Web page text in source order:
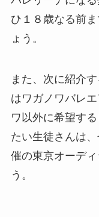
ひ１８歳なる前
ょう。
また、次に紹介
はワガノワバレ
ワ以外に希望す
たい生徒さんは
催の東京オーデ
う。